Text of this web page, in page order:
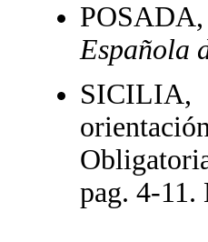
Española
pag. 4-11.